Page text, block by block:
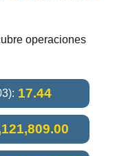
operaciones
17.44